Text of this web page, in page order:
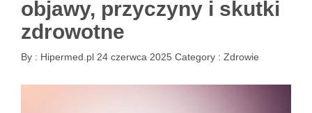
objawy, przyczyny i skutki
zdrowotne
By : Hipermed.pl 24 czerwca 2025 Category : Zdrowie